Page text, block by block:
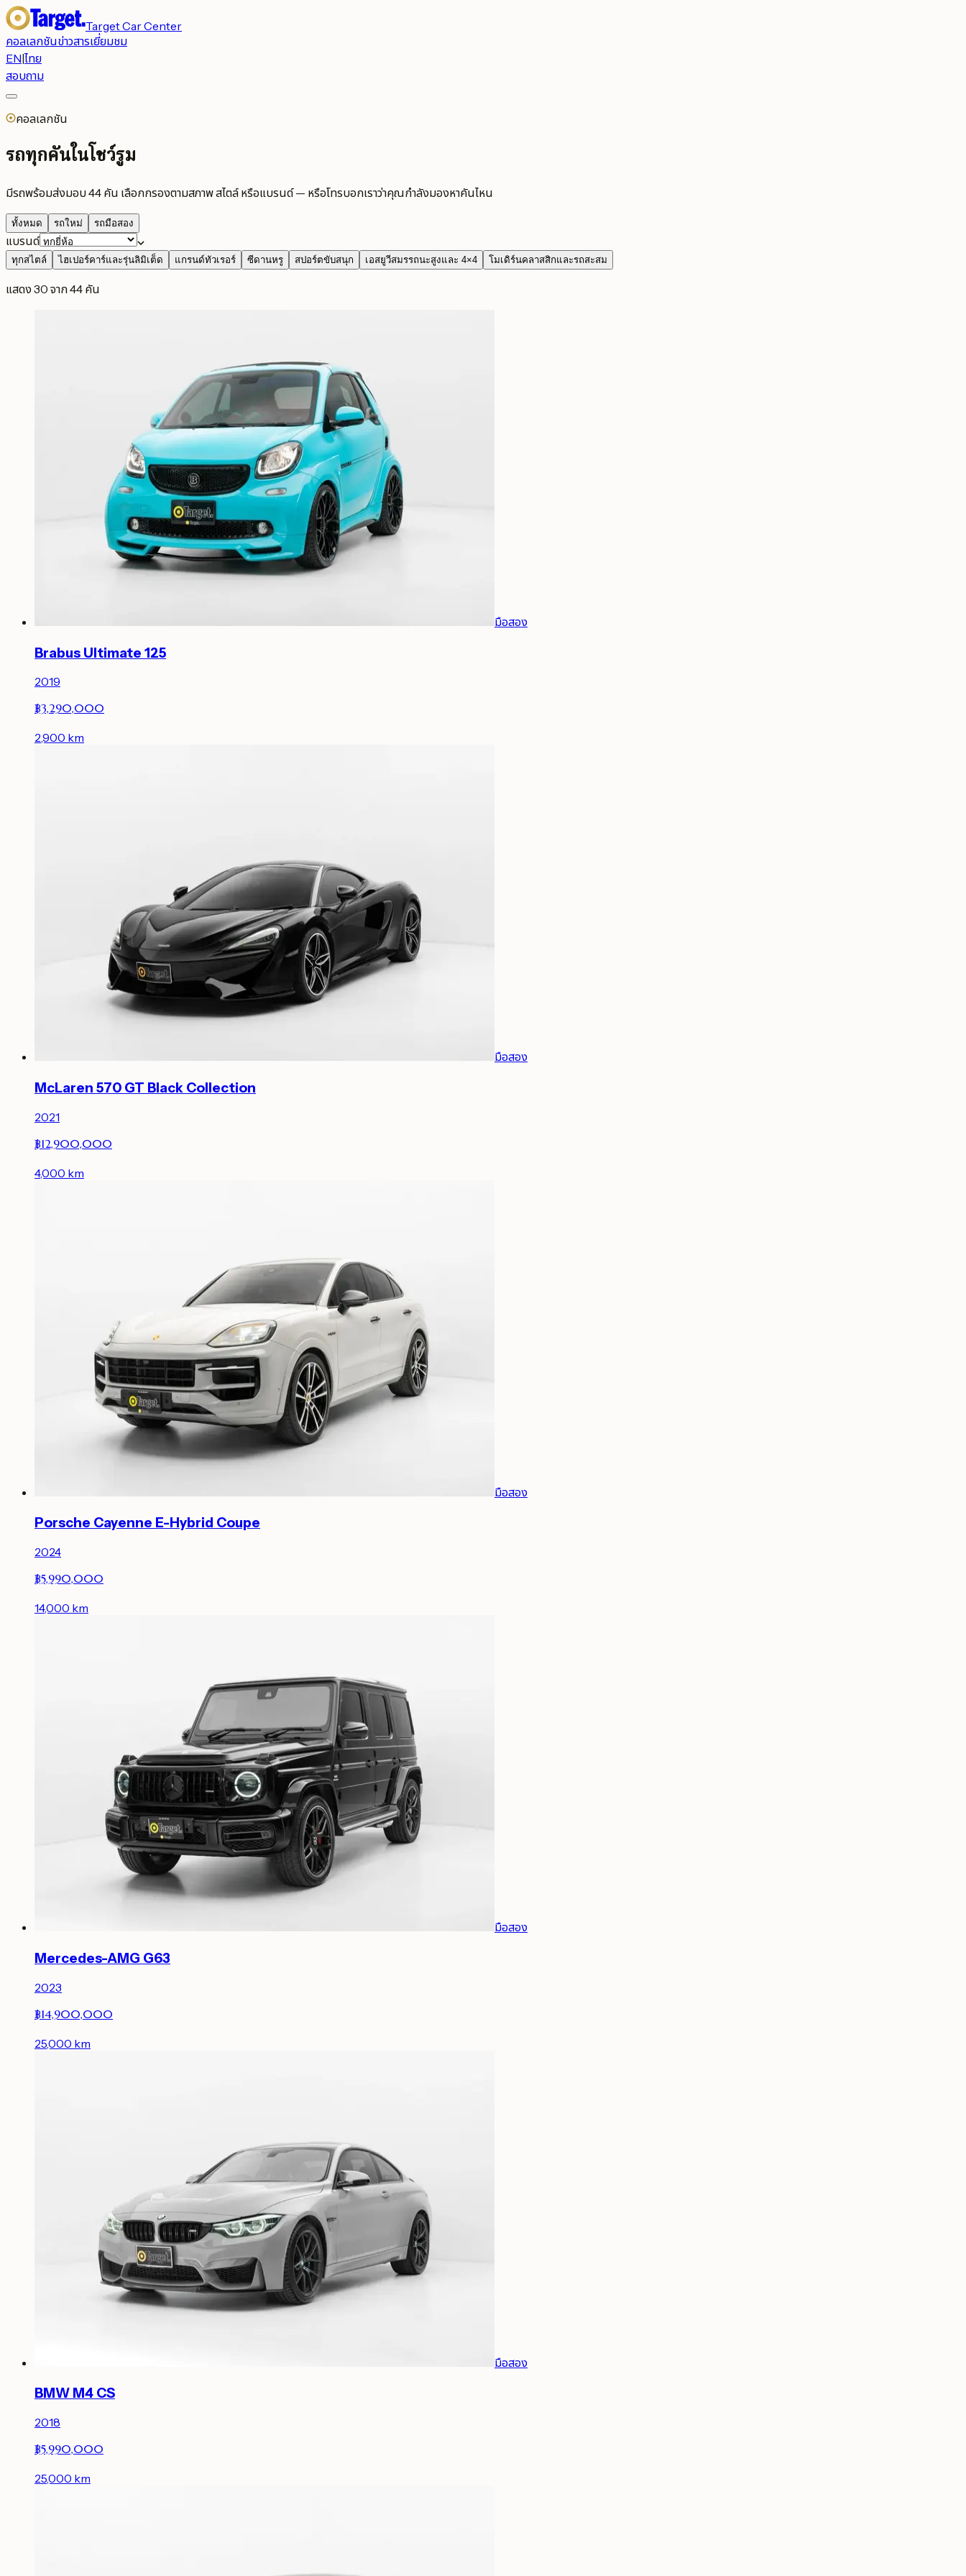
Target Car Center
คอลเลกชันข่าวสารเยี่ยมชม
EN|ไทย
สอบถาม
คอลเลกชัน
รถทุกคันในโชว์รูม
มีรถพร้อมส่งมอบ 44 คัน เลือกกรองตามสภาพ สไตล์ หรือแบรนด์ — หรือโทรบอกเราว่าคุณกำลังมองหาคันไหน
ทั้งหมด รถใหม่ รถมือสอง
แบรนด์
ทุกสไตล์ ไฮเปอร์คาร์และรุ่นลิมิเต็ด แกรนด์ทัวเรอร์ ซีดานหรู สปอร์ตขับสนุก เอสยูวีสมรรถนะสูงและ 4×4 โมเดิร์นคลาสสิกและรถสะสม
แสดง 30 จาก 44 คัน
มือสอง
Brabus Ultimate 125
2019
฿3,290,000
2,900 km
มือสอง
McLaren 570 GT Black Collection
2021
฿12,900,000
4,000 km
มือสอง
Porsche Cayenne E-Hybrid Coupe
2024
฿5,990,000
14,000 km
มือสอง
Mercedes-AMG G63
2023
฿14,900,000
25,000 km
มือสอง
BMW M4 CS
2018
฿5,990,000
25,000 km